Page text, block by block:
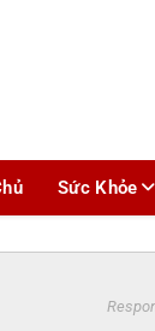
Sức Khỏe